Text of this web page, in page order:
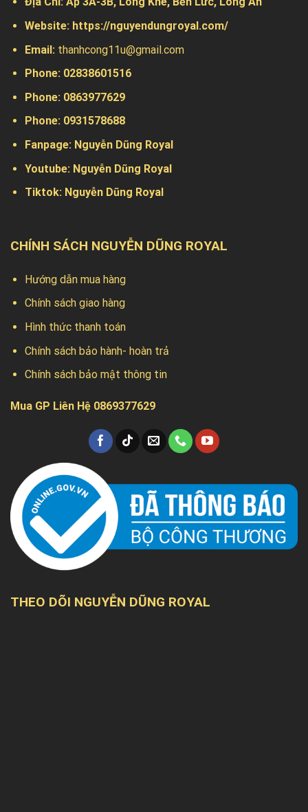
Website: https://nguyendungroyal.com/
Email: thanhcong11u@gmail.com
Phone: 02838601516
Phone: 0863977629
Phone: 0931578688
Fanpage: Nguyễn Dũng Royal
Youtube: Nguyễn Dũng Royal
Tiktok: Nguyễn Dũng Royal
CHÍNH SÁCH NGUYỄN DŨNG ROYAL
Hướng dẫn mua hàng
Chính sách giao hàng
Hình thức thanh toán
Chính sách bảo hành- hoàn trả
Chính sách bảo mật thông tin
Mua GP Liên Hệ 0869377629
THEO DÕI NGUYỄN DŨNG ROYAL